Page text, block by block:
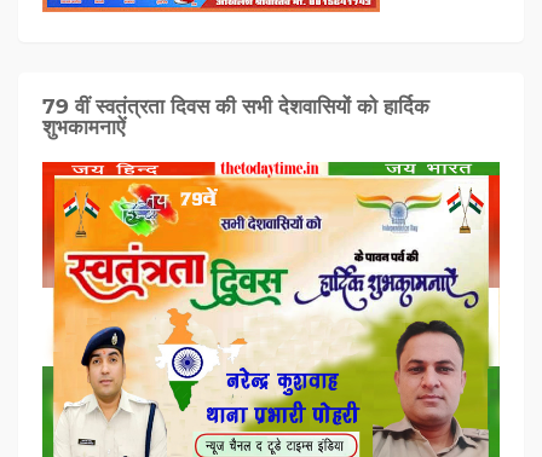
79 वीं स्वतंत्रता दिवस की सभी देशवासियों को हार्दिक
शुभकामनाऐं